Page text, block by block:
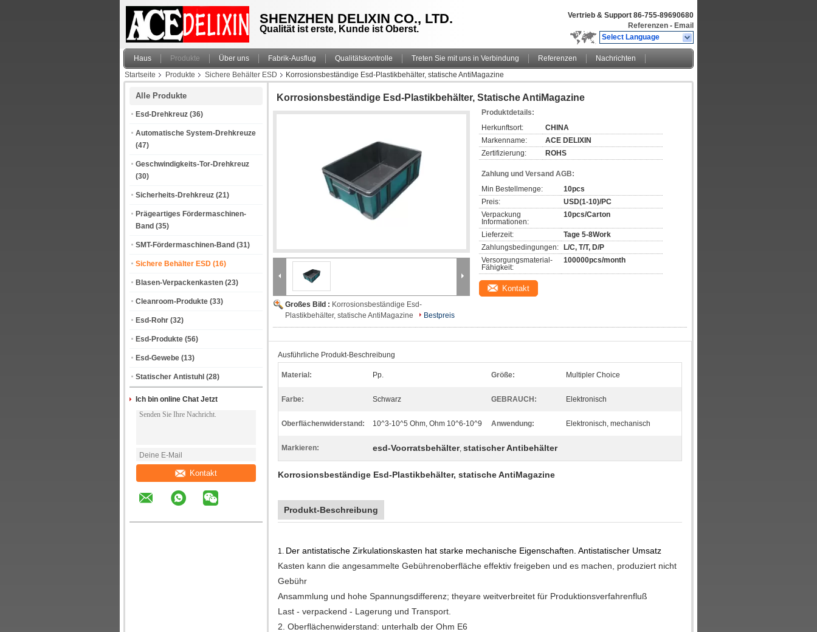
SHENZHEN DELIXIN CO., LTD.
Qualität ist erste, Kunde ist Oberst.
Vertrieb & Support 86-755-89690680
Referenzen - Email
Select Language
Haus Produkte Über uns Fabrik-Ausflug Qualitätskontrolle Treten Sie mit uns in Verbindung Referenzen
Nachrichten
Startseite
Produkte Sichere Behälter ESD Korrosionsbeständige Esd-Plastikbehälter, statische AntiMagazine
Alle Produkte
Esd-Drehkreuz (36)
Automatische System-Drehkreuze
(47)
Geschwindigkeits-Tor-Drehkreuz
(30)
Sicherheits-Drehkreuz (21)
Prägeartiges Fördermaschinen-
Band (35)
SMT-Fördermaschinen-Band (31)
Sichere Behälter ESD (16)
Blasen-Verpackenkasten (23)
Cleanroom-Produkte (33)
Esd-Rohr (32)
Esd-Produkte (56)
Esd-Gewebe (13)
Statischer Antistuhl (28)
Ich bin online Chat Jetzt
Kontakt
Korrosionsbeständige Esd-Plastikbehälter, Statische AntiMagazine
Großes Bild : Korrosionsbeständige Esd-
Plastikbehälter, statische AntiMagazine
Bestpreis
Produktdetails:
Herkunftsort:
CHINA
Markenname:
ACE DELIXIN
Zertifizierung:
ROHS
Zahlung und Versand AGB:
Min Bestellmenge:
10pcs
Preis:
USD(1-10)/PC
Verpackung
Informationen:
10pcs/Carton
Lieferzeit:
Tage 5-8Work
Zahlungsbedingungen:
L/C, T/T, D/P
Versorgungsmaterial-
Fähigkeit:
100000pcs/month
Kontakt
Ausführliche Produkt-Beschreibung
Material: Pp. Größe: Multipler Choice
Farbe: Schwarz GEBRAUCH: Elektronisch
Oberflächenwiderstand: 10^3-10^5 Ohm, Ohm 10^6-10^9 Anwendung: Elektronisch, mechanisch
Markieren: esd-Voorratsbehälter, statischer Antibehälter
Korrosionsbeständige Esd-Plastikbehälter, statische AntiMagazine
Produkt-Beschreibung
1. Der antistatische Zirkulationskasten hat starke mechanische Eigenschaften. Antistatischer Umsatz
Kasten kann die angesammelte Gebührenoberfläche effektiv freigeben und es machen, produziert nicht
Gebühr
Ansammlung und hohe Spannungsdifferenz; theyare weitverbreitet für Produktionsverfahrenfluß
Last - verpackend - Lagerung und Transport.
2. Oberflächenwiderstand: unterhalb der Ohm E6